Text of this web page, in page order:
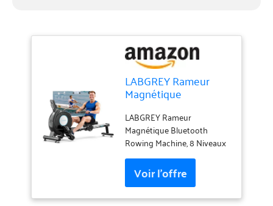
LABGREY Rameur
Magnétique
D'appartement,
Rameur Bluetooth,
Écran LCD, Silencieux,
Capacité Maximale
158 kg, Idéal pour
l’Entraînement Cardio
à Domicile (H320-
Magnétique [Modèle
LABGREY Rameur
Magnétique Bluetooth
Rowing Machine, 8 Niveaux
de Résistance, Double Rails
en Aluminium, Écran LCD,
Capacité Maximale 158 kg,